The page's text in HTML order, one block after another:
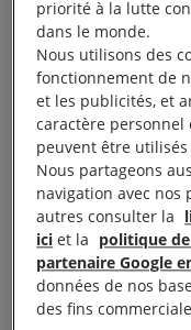
troisième mandat
constitutionnelle a
pouvoir jusqu’à ce
société
Dans notre
priorité à la lutte
dans le monde.
Nous utilisons des
fonctionnement de
et les publicités, et
caractère personnel
peuvent être
Nous partageons
navigation avec nos
autres consulter la
ici et la politique
partenaire Google
données de nos
des fins